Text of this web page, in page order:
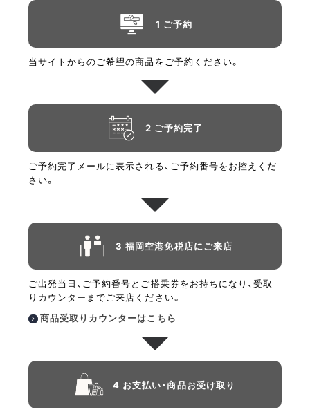
1 ご予約
当サイトからのご希望の商品をご予約ください。
2 ご予約完了
ご予約完了メールに表示される、ご予約番号をお控えくだ
さい。
3 福岡空港免税店にご来店
ご出発当日、ご予約番号とご搭乗券をお持ちになり、受取
りカウンターまでご来店ください。
商品受取りカウンターはこちら
4 お支払い・商品お受け取り